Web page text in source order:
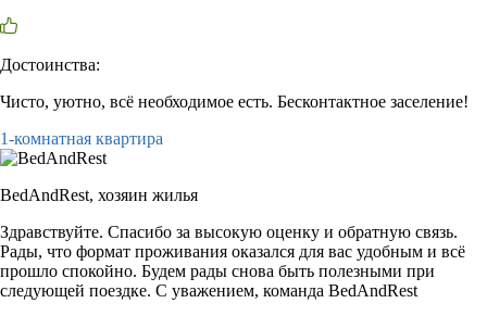
Достоинства:
Чисто, уютно, всё необходимое есть. Бесконтактное заселение!
1-комнатная квартира
BedAndRest, хозяин жилья
Здравствуйте. Спасибо за высокую оценку и обратную связь.
Рады, что формат проживания оказался для вас удобным и всё
прошло спокойно. Будем рады снова быть полезными при
следующей поездке. С уважением, команда BedAndRest